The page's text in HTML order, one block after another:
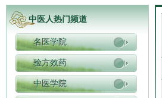
中医人热门频道
名医学院
验方效药
中医学院